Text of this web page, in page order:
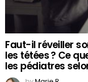
Faut-il réveiller
les tétées ? Ce
les pédiatres